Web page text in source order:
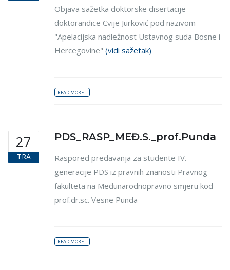
Objava sažetka doktorske disertacije
doktorandice Cvije Jurković pod nazivom
"Apelacijska nadležnost Ustavnog suda Bosne i
Hercegovine" (vidi sažetak)
READ MORE...
27
TRA
PDS_RASP_MEĐ.S._prof.Punda
Raspored predavanja za studente IV.
generacije PDS iz pravnih znanosti Pravnog
fakulteta na Međunarodnopravno smjeru kod
prof.dr.sc. Vesne Punda
READ MORE...